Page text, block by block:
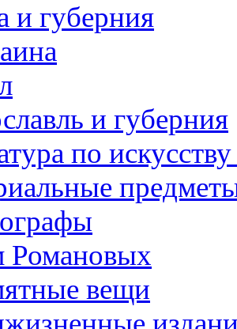
и губерния
и губерния
по
Романовых
вещи